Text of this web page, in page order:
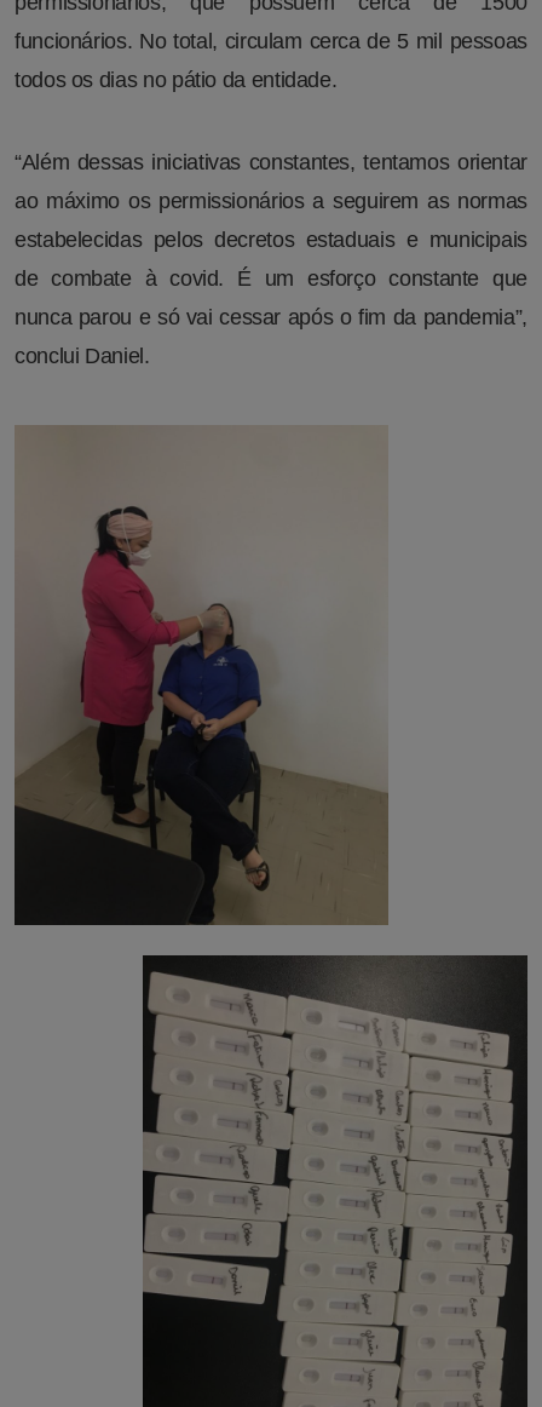
funcionários. No total, circulam cerca de 5 mil pessoas
todos os dias no pátio da entidade.
“Além dessas iniciativas constantes, tentamos orientar
ao máximo os permissionários a seguirem as normas
estabelecidas pelos decretos estaduais e municipais
de combate à covid. É um esforço constante que
nunca parou e só vai cessar após o fim da pandemia”,
conclui Daniel.